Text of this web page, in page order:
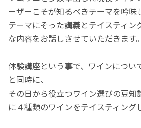
ーザーこそが知るべきテーマを吟味
テーマにそった講義とテイスティン
な内容をお話しさせていただきます。
体験講座という事で、ワインについ
と同時に、
その日から役立つワイン選びの豆知
に４種類のワインをテイスティング